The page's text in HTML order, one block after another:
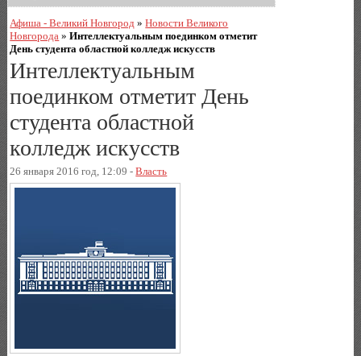
Афиша - Великий Новгород »Новости Великого
Новгорода »Интеллектуальным поединком отметит
День студента областной колледж искусств
Интеллектуальным
поединком отметит День
студента областной
колледж искусств
26 января 2016 год, 12:09 -Власть